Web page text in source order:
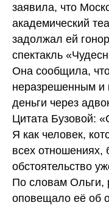
заявила, что
академический
задолжал ей
спектакль
Она сообщила,
неразрешенным и
деньги через
Цитата Бузовой:
Я как человек,
всех отношениях,
обстоятельство
По словам Ольги,
оповещало её об